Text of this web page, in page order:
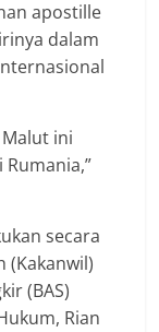
apostille
dalam
ini
secara
(Kakanwil)
(BAS)
Rian